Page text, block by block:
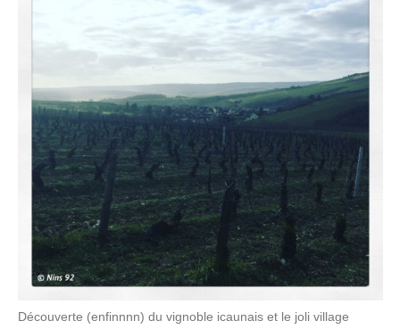
Découverte (enfinnnn) du vignoble icaunais et le joli village